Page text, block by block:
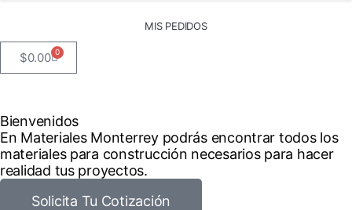
MIS PEDIDOS
$0.00 0
Bienvenidos
En Materiales Monterrey podrás encontrar todos los
materiales para construcción necesarios para hacer
realidad tus proyectos.
Solicita Tu Cotización